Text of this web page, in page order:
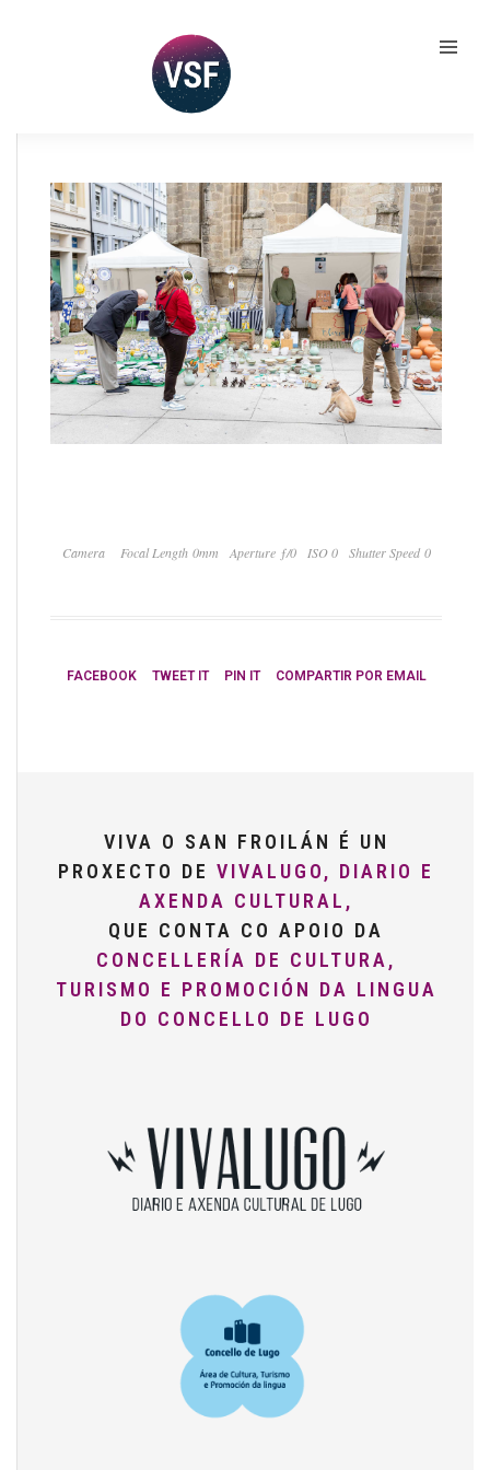
Camera Focal Length 0mm Aperture ƒ/0 ISO 0 Shutter Speed 0
FACEBOOK TWEET IT PIN IT COMPARTIR POR EMAIL
VIVA O SAN FROILÁN É UN
PROXECTO DE VIVALUGO, DIARIO E
AXENDA CULTURAL,
QUE CONTA CO APOIO DA
CONCELLERÍA DE CULTURA,
TURISMO E PROMOCIÓN DA LINGUA
DO CONCELLO DE LUGO